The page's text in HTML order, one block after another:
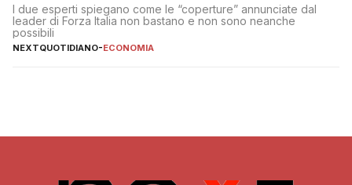
I due esperti spiegano come le “coperture” annunciate dal
leader di Forza Italia non bastano e non sono neanche
possibili
NEXTQUOTIDIANO-ECONOMIA